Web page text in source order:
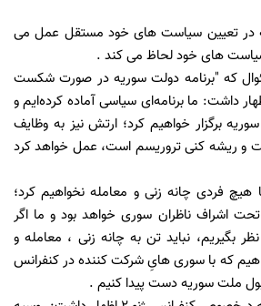
در تعیین سیاست های خود مستقل عمل می
سیاست های خود لحاظ می کند .
که "برنامه دولت سوریه در صورت شکست
چیست" اظهار داشت: ما برنامه‌ای سیاسی آماده کرده‌ایم و
برگزار خواهیم کرد؛ ارتش نیز به وظایف
و ریشه کنی تروریسم است، عمل خواهد کرد
فردی چانه زنی و معامله نخواهیم کرد؛
اشراف ناظران سوری خواهد بود و ما اگر
بگیریم، نباید تن به چانه زنی ، معامله و
که با سوری هایِ شرکت کننده در کنفرانس